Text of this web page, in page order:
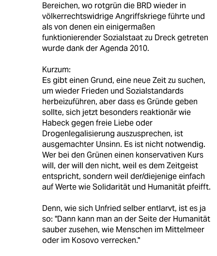
Bereichen, wo rotgrün die BRD wieder in
völkerrechtswidrige Angriffskriege führte und
als von denen ein einigermaßen
funktionierender Sozialstaat zu Dreck getreten
wurde dank der Agenda 2010.
Kurzum:
Es gibt einen Grund, eine neue Zeit zu suchen,
um wieder Frieden und Sozialstandards
herbeizuführen, aber dass es Gründe geben
sollte, sich jetzt besonders reaktionär wie
Habeck gegen freie Liebe oder
Drogenlegalisierung auszusprechen, ist
ausgemachter Unsinn. Es ist nicht notwendig.
Wer bei den Grünen einen konservativen Kurs
will, der will den nicht, weil es dem Zeitgeist
entspricht, sondern weil der/diejenige einfach
auf Werte wie Solidarität und Humanität pfeifft.
Denn, wie sich Unfried selber entlarvt, ist es ja
so: "Dann kann man an der Seite der Humanität
sauber zusehen, wie Menschen im Mittelmeer
oder im Kosovo verrecken."